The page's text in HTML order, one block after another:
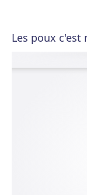
Les poux c'est